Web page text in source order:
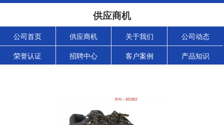
供应商机
公司首页 供应商机 关于我们 公司动态
荣誉认证 招聘中心 客户案例 产品知识